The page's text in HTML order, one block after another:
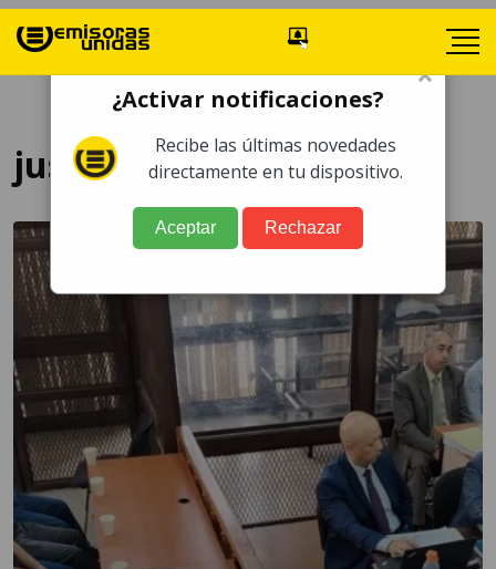
justicia penal
×
¿Activar notificaciones?
Recibe las últimas novedades
directamente en tu dispositivo.
Aceptar Rechazar